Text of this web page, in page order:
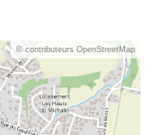
© contributeurs OpenStreetMap